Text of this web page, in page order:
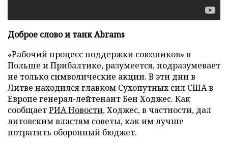
Доброе слово и танк Abrams
«Рабочий процесс поддержки союзников» в
Польше и Прибалтике, разумеется, подразумевает
не только символические акции. В эти дни в
Литве находился главком Сухопутных сил США в
Европе генерал-лейтенант Бен Ходжес. Как
сообщаетРИА Новости, Ходжес, в частности, дал
литовским властям советы, как им лучше
потратить оборонный бюджет.